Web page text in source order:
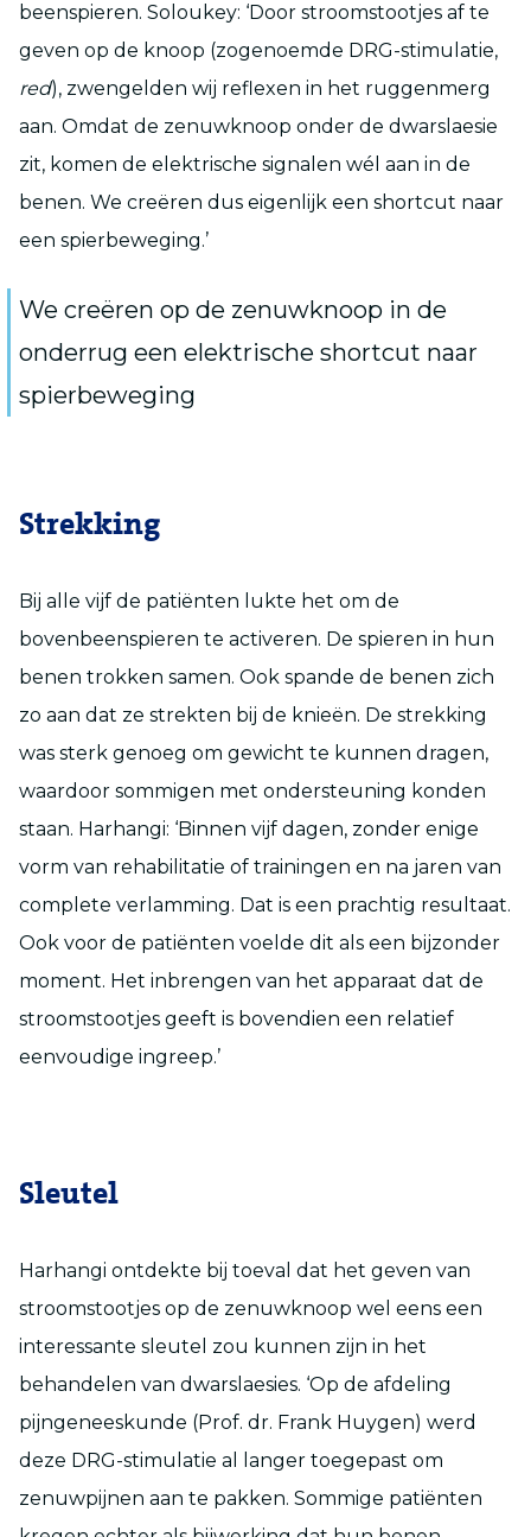
beenspieren. Soloukey: ‘Door stroomstootjes af te
geven op de knoop (zogenoemde DRG-stimulatie,
red), zwengelden wij reflexen in het ruggenmerg
aan. Omdat de zenuwknoop onder de dwarslaesie
zit, komen de elektrische signalen wél aan in de
benen. We creëren dus eigenlijk een shortcut naar
een spierbeweging.’
We creëren op de zenuwknoop in de
onderrug een elektrische shortcut naar
spierbeweging
Strekking
Bij alle vijf de patiënten lukte het om de
bovenbeenspieren te activeren. De spieren in hun
benen trokken samen. Ook spande de benen zich
zo aan dat ze strekten bij de knieën. De strekking
was sterk genoeg om gewicht te kunnen dragen,
waardoor sommigen met ondersteuning konden
staan. Harhangi: ‘Binnen vijf dagen, zonder enige
vorm van rehabilitatie of trainingen en na jaren van
complete verlamming. Dat is een prachtig resultaat.
Ook voor de patiënten voelde dit als een bijzonder
moment. Het inbrengen van het apparaat dat de
stroomstootjes geeft is bovendien een relatief
eenvoudige ingreep.’
Sleutel
Harhangi ontdekte bij toeval dat het geven van
stroomstootjes op de zenuwknoop wel eens een
interessante sleutel zou kunnen zijn in het
behandelen van dwarslaesies. ‘Op de afdeling
pijngeneeskunde (Prof. dr. Frank Huygen) werd
deze DRG-stimulatie al langer toegepast om
zenuwpijnen aan te pakken. Sommige patiënten